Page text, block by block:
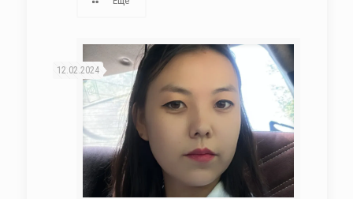
12.02.2024